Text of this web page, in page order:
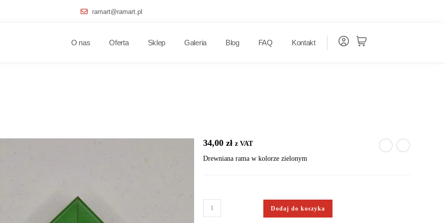
ramart@ramart.pl
O nas Oferta Sklep Galeria Blog FAQ Kontakt
34,00 zł z VAT
Drewniana rama w kolorze zielonym
Dodaj do koszyka